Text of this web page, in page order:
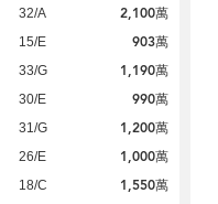
32/A 2,100萬
15/E 903萬
33/G 1,190萬
30/E 990萬
31/G 1,200萬
26/E 1,000萬
18/C 1,550萬